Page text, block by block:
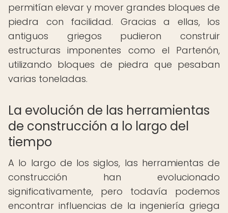
permitían elevar y mover grandes bloques de
piedra con facilidad. Gracias a ellas, los
antiguos griegos pudieron construir
estructuras imponentes como el Partenón,
utilizando bloques de piedra que pesaban
varias toneladas.
La evolución de las herramientas
de construcción a lo largo del
tiempo
A lo largo de los siglos, las herramientas de
construcción han evolucionado
significativamente, pero todavía podemos
encontrar influencias de la ingeniería griega